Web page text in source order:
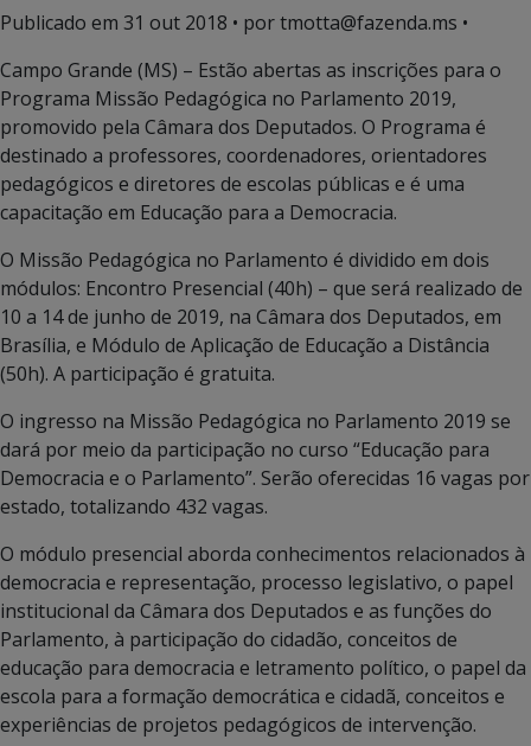
Publicado em 31 out 2018 • por tmotta@fazenda.ms •
Campo Grande (MS) – Estão abertas as inscrições para o
Programa Missão Pedagógica no Parlamento 2019,
promovido pela Câmara dos Deputados. O Programa é
destinado a professores, coordenadores, orientadores
pedagógicos e diretores de escolas públicas e é uma
capacitação em Educação para a Democracia.
O Missão Pedagógica no Parlamento é dividido em dois
módulos: Encontro Presencial (40h) – que será realizado de
10 a 14 de junho de 2019, na Câmara dos Deputados, em
Brasília, e Módulo de Aplicação de Educação a Distância
(50h). A participação é gratuita.
O ingresso na Missão Pedagógica no Parlamento 2019 se
dará por meio da participação no curso “Educação para
Democracia e o Parlamento”. Serão oferecidas 16 vagas por
estado, totalizando 432 vagas.
O módulo presencial aborda conhecimentos relacionados à
democracia e representação, processo legislativo, o papel
institucional da Câmara dos Deputados e as funções do
Parlamento, à participação do cidadão, conceitos de
educação para democracia e letramento político, o papel da
escola para a formação democrática e cidadã, conceitos e
experiências de projetos pedagógicos de intervenção.